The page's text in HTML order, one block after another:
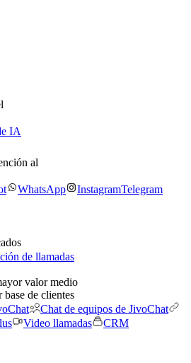
IA
al
WhatsApp InstagramTelegram
de llamadas
valor medio
de clientes
Chat de equipos de JivoChat
Video llamadas
CRM